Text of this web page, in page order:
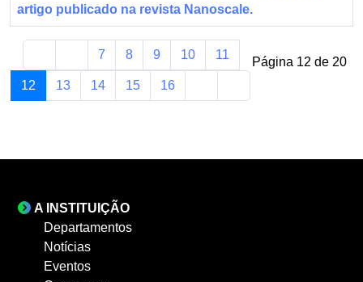
artigo publicado na revista Nanoscale.
Página 12 de 20
7 8 9 10 11
12 13 14 15 16
A INSTITUIÇÃO
Departamentos
Notícias
Eventos